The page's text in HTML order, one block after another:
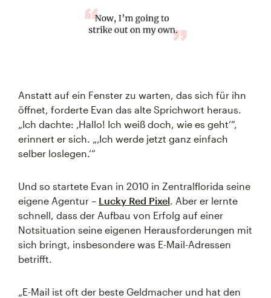
Anstatt auf ein Fenster zu warten, das sich für ihn
öffnet, forderte Evan das alte Sprichwort heraus.
„Ich dachte: ‚Hallo! Ich weiß doch, wie es geht‘“,
erinnert er sich. „‚Ich werde jetzt ganz einfach
selber loslegen.‘“
Und so startete Evan in 2010 in Zentralflorida seine
eigene Agentur – Lucky Red Pixel . Aber er lernte
schnell, dass der Aufbau von Erfolg auf einer
Notsituation seine eigenen Herausforderungen mit
sich bringt, insbesondere was E-Mail-Adressen
betrifft.
„E-Mail ist oft der beste Geldmacher und hat den